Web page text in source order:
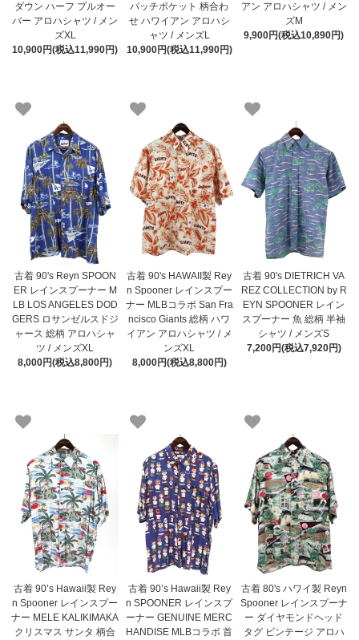
ダウン ハーフ プルオー
バー アロハシャツ / メン
ズXL
10,900円(税込11,990円)
パッチポケット 柄合わ
せ ハワイアン アロハシ
ャツ / メンズL
10,900円(税込11,990円)
アン アロハシャツ / メン
ズM
9,900円(税込10,890円)
古着 90's Reyn SPOON
ER レインスプーナー M
LB LOS ANGELES DOD
GERS ロサンゼルスドジ
ャース 総柄 アロハシャ
ツ / メンズXL
8,000円(税込8,800円)
古着 90's HAWAII製 Rey
n Spooner レインスプー
ナー MLBコラボ San Fra
ncisco Giants 総柄 ハワ
イアン アロハシャツ / メ
ンズXL
8,000円(税込8,800円)
古着 90's DIETRICH VA
REZ COLLECTION by R
EYN SPOONER レイン
スプーナー 魚 総柄 半袖
シャツ / メンズS
7,200円(税込7,920円)
古着 90’s Hawaii製 Rey
n Spooner レインスプー
ナー MELE KALIKIMAKA
クリスマス サンタ 柄合
古着 90’s Hawaii製 Rey
n SPOONER レインスプ
ーナー GENUINE MERC
HANDISE MLBコラボ 首
古着 80's ハワイ製 Reyn
Spooner レインスプーナ
ー ダイヤモンドヘッド
タグ ビンテージ アロハ